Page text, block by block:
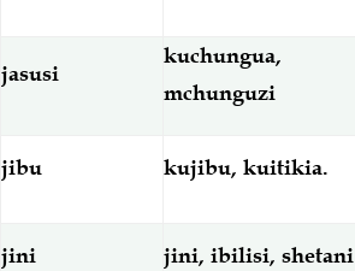
jasusi
kuchungua,
mchunguzi
jibu kujibu, kuitikia.
jini jini, ibilisi, shetani